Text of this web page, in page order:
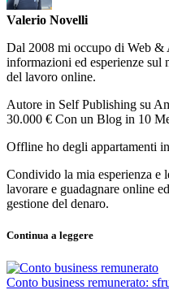
Valerio Novelli
Dal 2008 mi occupo di Web
informazioni ed esperienze
del lavoro online.
Autore in Self Publishing su
30.000 € Con un Blog in 10
Offline ho degli appartamenti
Condivido la mia esperienza e
lavorare e guadagnare online
gestione del denaro.
Continua a leggere
Conto business remunerato: